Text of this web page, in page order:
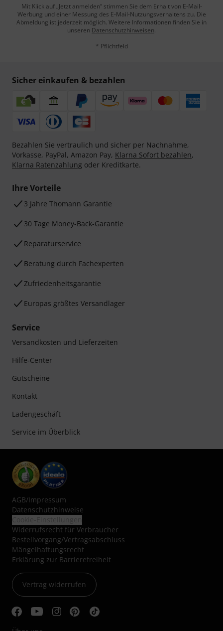
Mit Klick auf „Jetzt anmelden“ stimmen Sie dem Erhalt von E-Mail-
Werbung und einer Messung des E-Mail-Nutzungsverhaltens zu. Die
Abmeldung ist jederzeit möglich. Weitere Informationen finden Sie in
unseren Datenschutzhinweisen.
* Pflichtfeld
Sicher einkaufen & bezahlen
Bezahlen Sie vertraulich und sicher per Nachnahme,
Vorkasse, PayPal, Amazon Pay, Klarna Sofort bezahlen,
Klarna Ratenzahlung oder Kreditkarte.
Ihre Vorteile
3 Jahre Thomann Garantie
30 Tage Money-Back-Garantie
Reparaturservice
Beratung durch Fachexperten
Zufriedenheitsgarantie
Europas größtes Versandlager
Service
Versandkosten und Lieferzeiten
Hilfe-Center
Gutscheine
Kontakt
Ladengeschäft
Service im Überblick
AGB/Impressum
Datenschutzhinweise
Widerrufsrecht für Verbraucher
Bestellvorgang/Vertragsabschluss
Mängelhaftungsrecht
Erklärung zur Barrierefreiheit
Vertrag widerrufen